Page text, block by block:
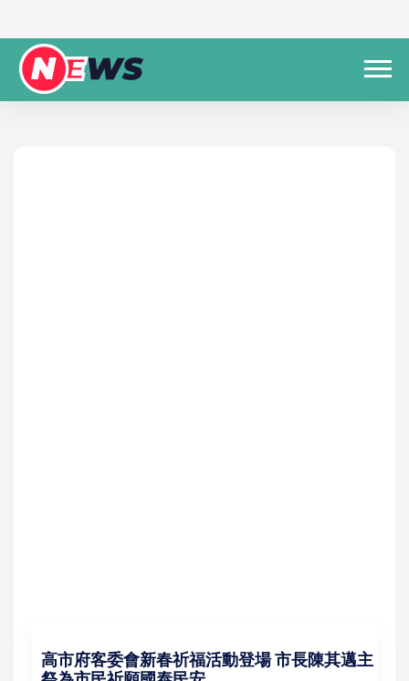
高市府客委會新春祈福活動登場 市長陳其邁主